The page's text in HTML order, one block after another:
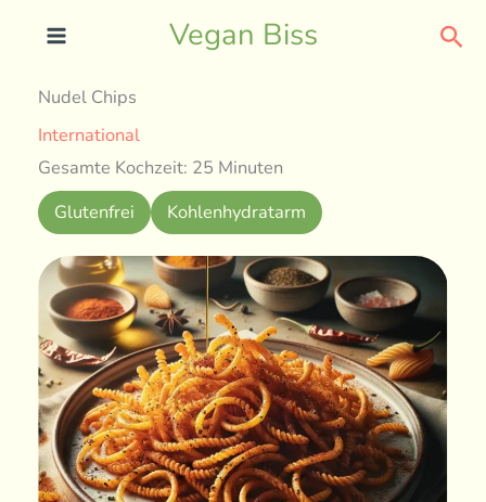
Vegan Biss
Nudel Chips
International
Gesamte Kochzeit: 25 Minuten
Glutenfrei
Kohlenhydratarm